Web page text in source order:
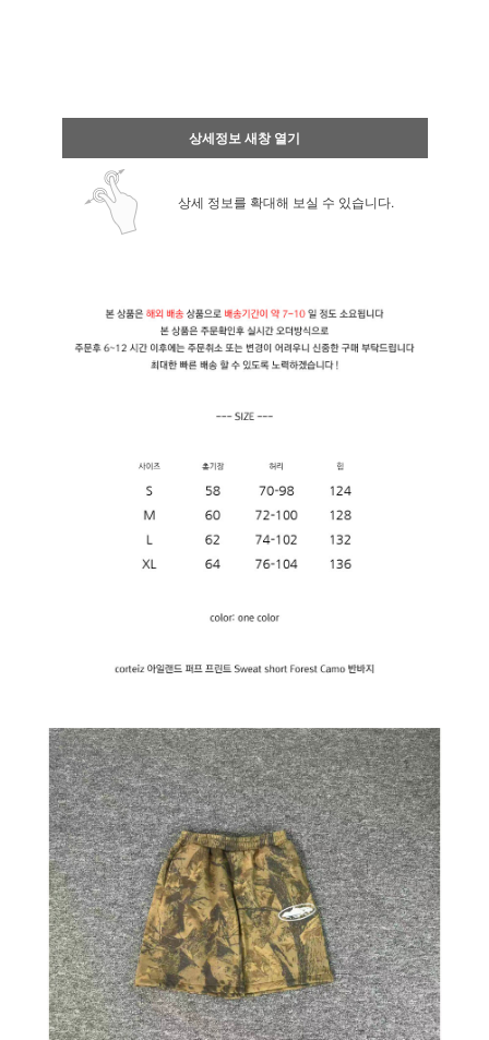
상세정보 새창 열기
상세 정보를 확대해 보실 수 있습니다.